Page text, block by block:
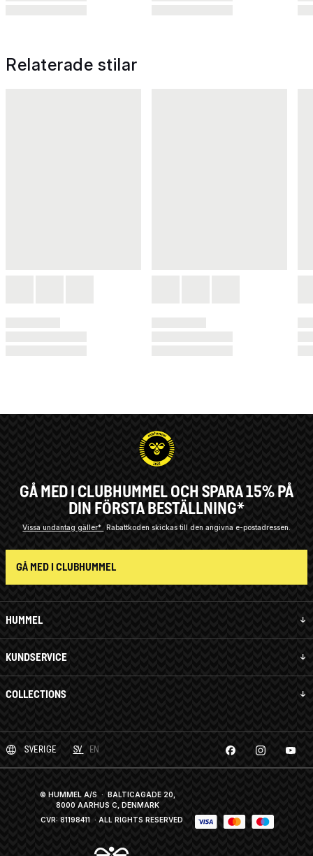
Relaterade stilar
HUMMEL
KUNDSERVICE
COLLECTIONS
GÅ MED I CLUBHUMMEL OCH SPARA 15% PÅ
DIN FÖRSTA BESTÄLLNING*
Vissa undantag gäller* Rabattkoden skickas till den angivna e-postadressen.
GÅ MED I CLUBHUMMEL
SVERIGE SV EN
© HUMMEL A/S · BALTICAGADE 20,
8000 AARHUS C, DENMARK
CVR: 81198411 · ALL RIGHTS RESERVED